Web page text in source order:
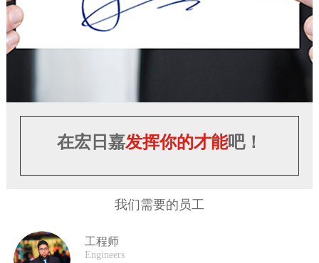
在宏日嘉发挥你的才能吧！
我们需要的员工
工程师
Engineers